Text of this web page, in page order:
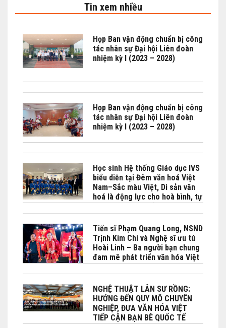
Tin xem nhiều
Họp Ban vận động chuẩn bị công
tác nhân sự Đại hội Liên đoàn
nhiệm kỳ I (2023 – 2028)
Họp Ban vận động chuẩn bị công
tác nhân sự Đại hội Liên đoàn
nhiệm kỳ I (2023 – 2028)
Học sinh Hệ thống Giáo dục IVS
biểu diễn tại Đêm văn hoá Việt
Nam–Sắc màu Việt, Di sản văn
hoá là động lực cho hoà bình, tự
cường và phát triển bền vững do
Bộ No Bộ Ngoại giao Việt Nam -
Phái đoàn Việt Nam bên cạnh
UNESCO phối hợp tổ chức tại
Paris
Tiến sĩ Phạm Quang Long, NSND
Trịnh Kim Chi và Nghệ sĩ ưu tú
Hoài Linh – Ba người bạn chung
đam mê phát triển văn hóa Việt
đặc biệt là Lân sư rồng
NGHỆ THUẬT LÂN SƯ RỒNG:
HƯỚNG ĐẾN QUY MÔ CHUYÊN
NGHIỆP, ĐƯA VĂN HÓA VIỆT
TIẾP CẬN BẠN BÈ QUỐC TẾ